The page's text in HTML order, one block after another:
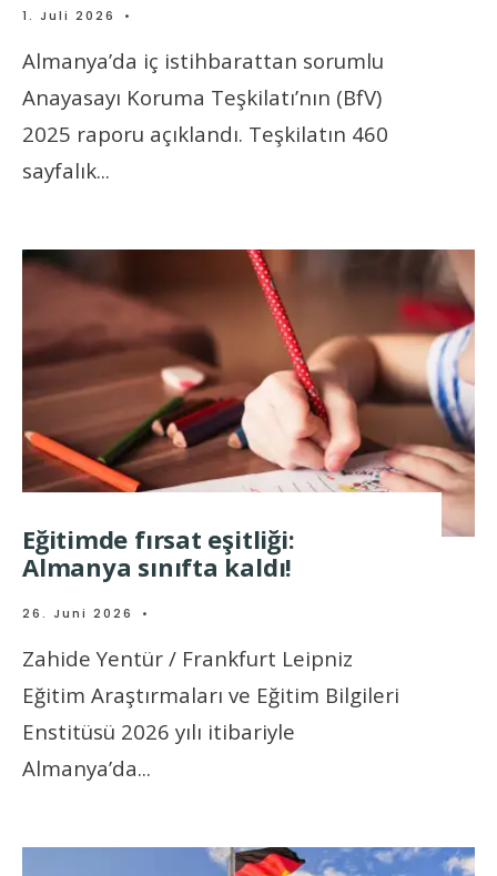
1. Juli 2026 •
Almanya’da iç istihbarattan sorumlu
Anayasayı Koruma Teşkilatı’nın (BfV)
2025 raporu açıklandı. Teşkilatın 460
sayfalık...
Eğitimde fırsat eşitliği:
Almanya sınıfta kaldı!
26. Juni 2026 •
Zahide Yentür / Frankfurt Leipniz
Eğitim Araştırmaları ve Eğitim Bilgileri
Enstitüsü 2026 yılı itibariyle
Almanya’da...